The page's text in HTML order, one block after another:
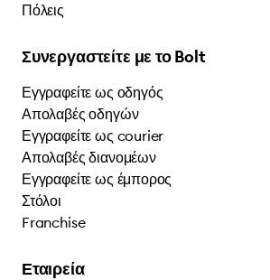
Πόλεις
Συνεργαστείτε με το Bolt
Εγγραφείτε ως οδηγός
Απολαβές οδηγών
Εγγραφείτε ως courier
Απολαβές διανομέων
Εγγραφείτε ως έμπορος
Στόλοι
Franchise
Εταιρεία